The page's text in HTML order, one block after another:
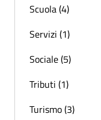
Scuola (4)
Servizi (1)
Sociale (5)
Tributi (1)
Turismo (3)